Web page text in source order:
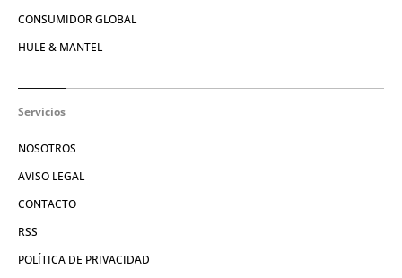
CONSUMIDOR GLOBAL
HULE & MANTEL
Servicios
NOSOTROS
AVISO LEGAL
CONTACTO
RSS
POLÍTICA DE PRIVACIDAD